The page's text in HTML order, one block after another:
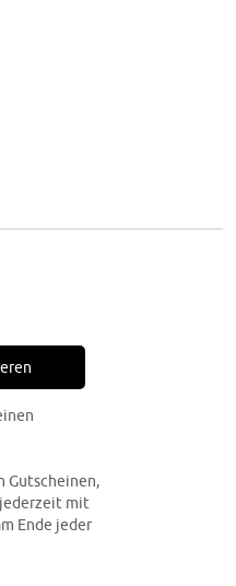
Gutscheinen,
jederzeit mit
Ende jeder